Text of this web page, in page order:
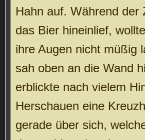
Hahn auf. Während der
das Bier hineinlief,
ihre Augen nicht müßig
sah oben an die Wand
erblickte nach vielem
Herschauen eine
gerade über sich,